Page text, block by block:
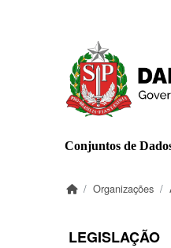
Conjuntos de
Organizações
LEGISLAÇÃO